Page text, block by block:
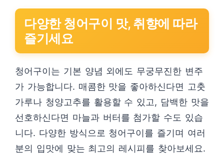
다양한 청어구이 맛, 취향에 따라
즐기세요
청어구이는 기본 양념 외에도 무궁무진한 변주
가 가능합니다. 매콤한 맛을 좋아하신다면 고춧
가루나 청양고추를 활용할 수 있고, 담백한 맛을
선호하신다면 마늘과 버터를 첨가할 수도 있습
니다. 다양한 방식으로 청어구이를 즐기며 여러
분의 입맛에 맞는 최고의 레시피를 찾아보세요.